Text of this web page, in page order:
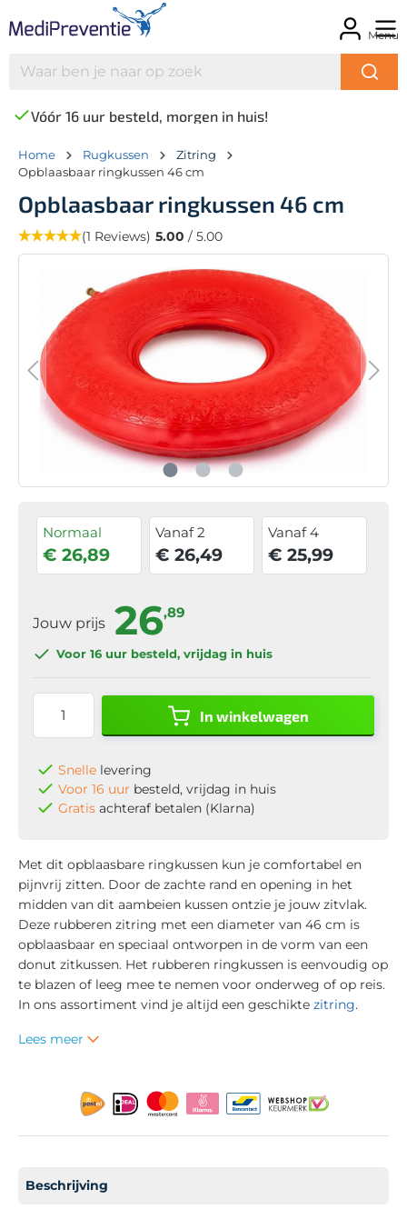
Menu
Vóór 16 uur besteld, morgen in huis!
Home Rugkussen
Zitring
Opblaasbaar ringkussen 46 cm
Opblaasbaar ringkussen 46 cm
(1 Reviews) 5.00 / 5.00
Normaal
€ 26,89
Vanaf 2
€ 26,49
Vanaf 4
€ 25,99
Jouw prijs 26,89
Voor 16 uur besteld, vrijdag in huis
In winkelwagen
Snelle levering
Voor 16 uur besteld, vrijdag in huis
Gratis achteraf betalen (Klarna)
Met dit opblaasbare ringkussen kun je comfortabel en
pijnvrij zitten. Door de zachte rand en opening in het
midden van dit aambeien kussen ontzie je jouw zitvlak.
Deze rubberen zitring met een diameter van 46 cm is
opblaasbaar en speciaal ontworpen in de vorm van een
donut zitkussen. Het rubberen ringkussen is eenvoudig op
te blazen of leeg mee te nemen voor onderweg of op reis.
In ons assortiment vind je altijd een geschikte zitring.
Lees meer
Beschrijving